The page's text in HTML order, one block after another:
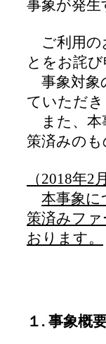
事象が発生
ご利用の
とをお詫び
事象対象
ていただき
また、本
策済みの
（2018年2
本事象に
策済みフ
おります。
１. 事象概